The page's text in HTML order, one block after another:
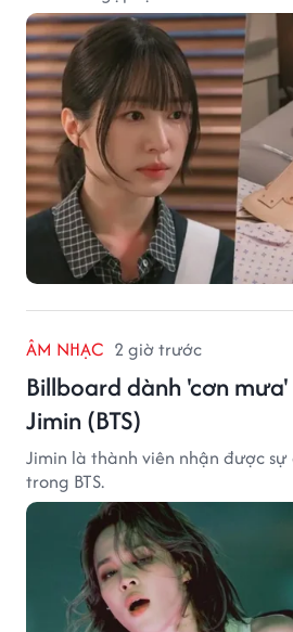
ÂM NHẠC 2 giờ trước
Billboard dành 'cơn
Jimin (BTS)
Jimin là thành viên nhận được
trong BTS.